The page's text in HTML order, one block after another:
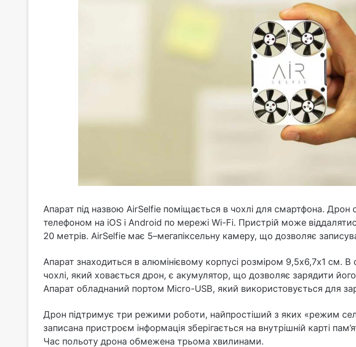
Апарат під назвою AirSelfie поміщається в чохлі для смартфона. Дрон
телефоном на iOS і Android по мережі Wi-Fi. Пристрій може
20 метрів. AirSelfie має 5–мегапіксельну камеру, що дозволяє
Апарат знаходиться в алюмінієвому корпусі розміром 9,5х6,7х1 см. В
чохлі, який ховається дрон, є акумулятор, що дозволяє зарядити
Апарат обладнаний портом Micro-USB, який використовується для
Дрон підтримує три режими роботи, найпростіший з яких «режим
записана пристроєм інформація зберігається на внутрішній карті
Час польоту дрона обмежена трьома хвилинами.